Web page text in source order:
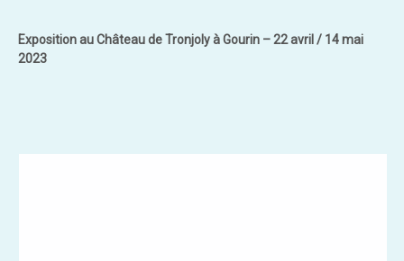
Exposition au Château de Tronjoly à Gourin – 22 avril / 14 mai
2023